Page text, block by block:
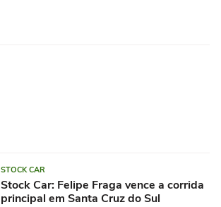
STOCK CAR
Stock Car: Felipe Fraga vence a corrida
principal em Santa Cruz do Sul